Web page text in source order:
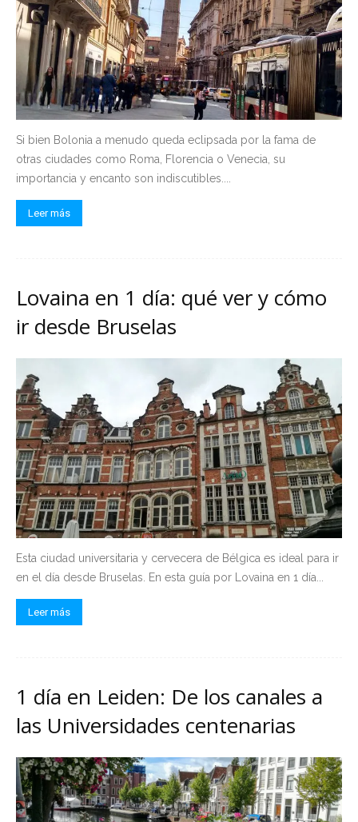
Si bien Bolonia a menudo queda eclipsada por la fama de
otras ciudades como Roma, Florencia o Venecia, su
importancia y encanto son indiscutibles....
Leer más
Lovaina en 1 día: qué ver y cómo
ir desde Bruselas
Esta ciudad universitaria y cervecera de Bélgica es ideal para ir
en el día desde Bruselas. En esta guía por Lovaina en 1 día...
Leer más
1 día en Leiden: De los canales a
las Universidades centenarias